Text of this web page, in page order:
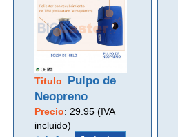
Titulo: Pulpo de
Neopreno
Precio: 29.95 (IVA
incluido)